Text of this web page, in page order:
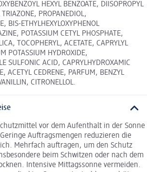
HEXYL BENZOATE, DIISOPROPYL
PROPANEDIOL,
BIS-ETHYLHEXYLOXYPHENOL
POTASSIUM CETYL PHOSPHATE,
TOCOPHERYL, ACETATE, CAPRYLYL
POTASSIUM HYDROXIDE,
SULFONIC ACID, CAPRYLHYDROXAMIC
ACETYL CEDRENE, PARFUM, BENZYL
CITRONELLOL.
vor dem Aufenthalt in der Sonne
Auftragsmengen reduzieren die
Mehrfach auftragen, um den Schutz
beim Schwitzen oder nach dem
Intensive Mittagssonne vermeiden.